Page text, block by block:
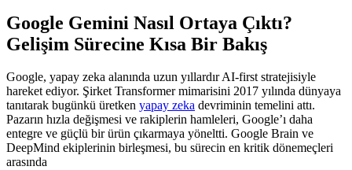
Google Gemini Nasıl Ortaya Çıktı?
Gelişim Sürecine Kısa Bir Bakış
Google, yapay zeka alanında uzun yıllardır AI-first stratejisiyle
hareket ediyor. Şirket Transformer mimarisini 2017 yılında dünyaya
tanıtarak bugünkü üretken yapay zeka devriminin temelini attı.
Pazarın hızla değişmesi ve rakiplerin hamleleri, Google’ı daha
entegre ve güçlü bir ürün çıkarmaya yöneltti. Google Brain ve
DeepMind ekiplerinin birleşmesi, bu sürecin en kritik dönemeçleri
arasında